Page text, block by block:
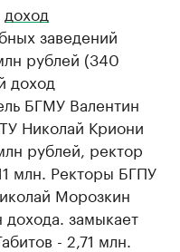
доход
заведений
рублей (340
доход
БГМУ Валентин
Николай Криони
рублей, ректор
млн. Ректоры БГПУ
Морозкин
дохода. замыкает
- 2,71 млн.